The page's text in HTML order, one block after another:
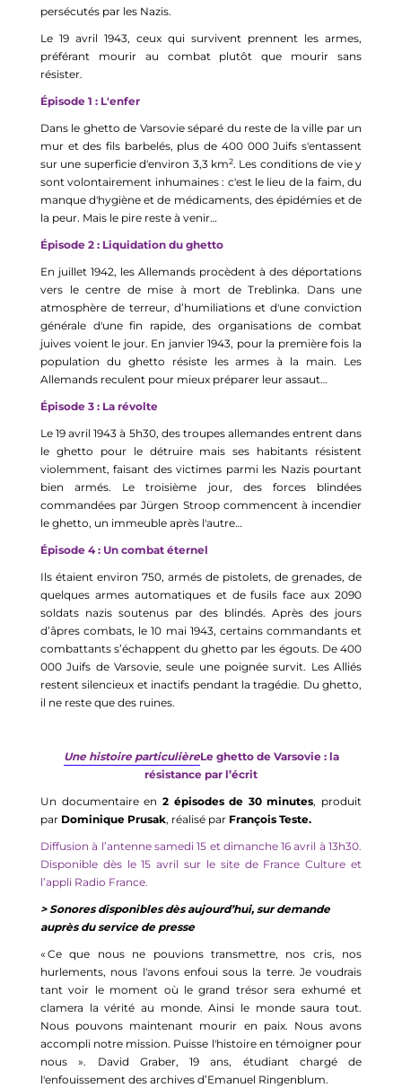
persécutés par les Nazis.
Le 19 avril 1943, ceux qui survivent prennent les armes,
préférant mourir au combat plutôt que mourir sans
résister.
Épisode 1 : L'enfer
Dans le ghetto de Varsovie séparé du reste de la ville par un
mur et des fils barbelés, plus de 400 000 Juifs s'entassent
sur une superficie d'environ 3,3 km2. Les conditions de vie y
sont volontairement inhumaines : c'est le lieu de la faim, du
manque d'hygiène et de médicaments, des épidémies et de
la peur. Mais le pire reste à venir…
Épisode 2 : Liquidation du ghetto
En juillet 1942, les Allemands procèdent à des déportations
vers le centre de mise à mort de Treblinka. Dans une
atmosphère de terreur, d’humiliations et d'une conviction
générale d'une fin rapide, des organisations de combat
juives voient le jour. En janvier 1943, pour la première fois la
population du ghetto résiste les armes à la main. Les
Allemands reculent pour mieux préparer leur assaut…
Épisode 3 : La révolte
Le 19 avril 1943 à 5h30, des troupes allemandes entrent dans
le ghetto pour le détruire mais ses habitants résistent
violemment, faisant des victimes parmi les Nazis pourtant
bien armés. Le troisième jour, des forces blindées
commandées par Jürgen Stroop commencent à incendier
le ghetto, un immeuble après l'autre…
Épisode 4 : Un combat éternel
Ils étaient environ 750, armés de pistolets, de grenades, de
quelques armes automatiques et de fusils face aux 2090
soldats nazis soutenus par des blindés. Après des jours
d’âpres combats, le 10 mai 1943, certains commandants et
combattants s’échappent du ghetto par les égouts. De 400
000 Juifs de Varsovie, seule une poignée survit. Les Alliés
restentsilencieux et inactifs pendant la tragédie. Du ghetto,
il ne reste que des ruines.
Une histoire particulièreLe ghetto de Varsovie : la
résistance par l’écrit
Un documentaireen 2 épisodesde 30 minutes, produit
par Dominique Prusak, réalisé par François Teste.
Diffusion à l’antenne samedi 15 et dimanche 16 avril à 13h30.
Disponible dès le 15 avril sur le site de France Culture et
l’appli Radio France.
> Sonores disponibles dès aujourd’hui, sur demande
auprès du service de presse
« Ce que nous ne pouvions transmettre, nos cris, nos
hurlements, nous l'avons enfoui sous la terre. Je voudrais
tant voir le moment où le grand trésor sera exhumé et
clamera la vérité au monde. Ainsi le monde saura tout.
Nous pouvons maintenant mourir en paix. Nous avons
accompli notre mission. Puisse l'histoire en témoigner pour
nous ». David Graber, 19 ans, étudiant chargé de
l'enfouissement des archives d’Emanuel Ringenblum.